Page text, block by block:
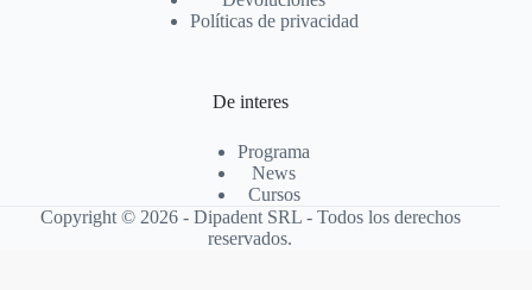
Políticas de privacidad
De interes
Programa
News
Cursos
Copyright © 2026 - Dipadent SRL - Todos los derechos
reservados.